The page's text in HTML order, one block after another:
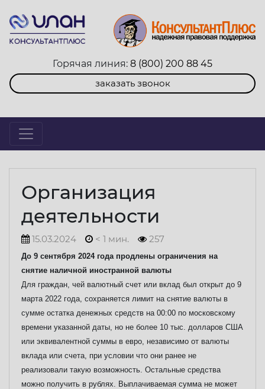
Горячая линия: 8 (800) 200 88 45
заказать звонок
Организация
деятельности
15.03.2024 < 1 мин. 257
До 9 сентября 2024 года продлены ограничения на
снятие наличной иностранной валюты
Для граждан, чей валютный счет или вклад был открыт до 9
марта 2022 года, сохраняется лимит на снятие валюты в
сумме остатка денежных средств на 00:00 по московскому
времени указанной даты, но не более 10 тыс. долларов США
или эквивалентной суммы в евро, независимо от валюты
вклада или счета, при условии что они ранее не
реализовали такую возможность. Остальные средства
можно получить в рублях. Выплачиваемая сумма не может